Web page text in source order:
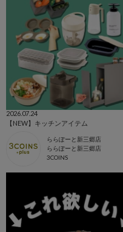
2026.07.24
【NEW】キッチンアイテム
ららぽーと新三郷店
ららぽーと新三郷店
3COINS